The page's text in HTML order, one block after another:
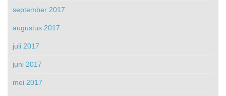
september 2017
augustus 2017
juli 2017
juni 2017
mei 2017